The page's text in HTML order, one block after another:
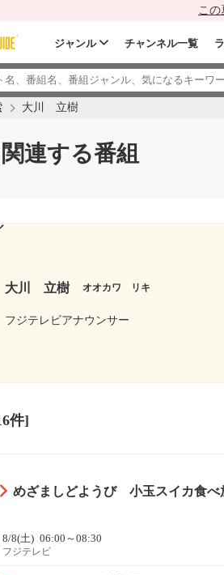
この
ジャンル チャンネル一覧
大川 立樹
連する番組
大川 立樹 オオカワ リキ
フジテレビアナウンサー
件]
めざましどようび 小玉スイカ食べ
8/8(土) 06:00～08:30
フジテレビ